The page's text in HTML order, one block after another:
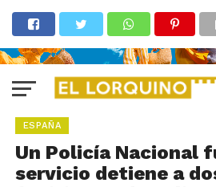
ESPAÑA
Un Policía Nacional
servicio detiene a